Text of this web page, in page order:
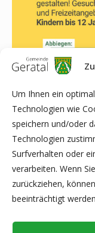
Um Ihnen ein
Technologien wie
speichern und/oder
Technologien
Surfverhalten oder
verarbeiten. Wenn
zurückziehen,
beeinträchtigt